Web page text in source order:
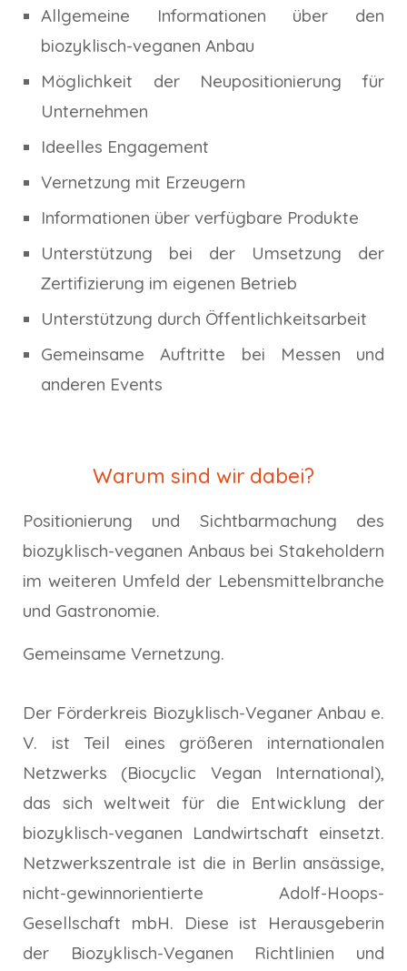
Allgemeine Informationen über den
biozyklisch-veganen Anbau
Möglichkeit der Neupositionierung für
Unternehmen
Ideelles Engagement
Vernetzung mit Erzeugern
Informationen über verfügbare Produkte
Unterstützung bei der Umsetzung der
Zertifizierung im eigenen Betrieb
Unterstützung durch Öffentlichkeitsarbeit
Gemeinsame Auftritte bei Messen und
anderen Events
Warum sind wir dabei?
Positionierung und Sichtbarmachung des
biozyklisch-veganen Anbaus bei Stakeholdern
im weiteren Umfeld der Lebensmittelbranche
und Gastronomie.
Gemeinsame Vernetzung.
Der Förderkreis Biozyklisch-Veganer Anbau e.
V. ist Teil eines größeren internationalen
Netzwerks (Biocyclic Vegan International),
das sich weltweit für die Entwicklung der
biozyklisch-veganen Landwirtschaft einsetzt.
Netzwerkszentrale ist die in Berlin ansässige,
nicht-gewinnorientierte Adolf-Hoops-
Gesellschaft mbH. Diese ist Herausgeberin
der Biozyklisch-Veganen Richtlinien und